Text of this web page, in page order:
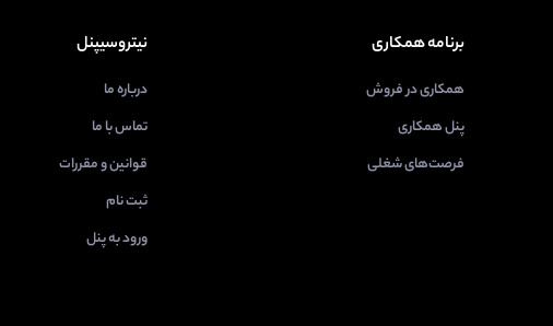
برنامه همکاری
همکاری در فروش
پنل همکاری
فرصت‌های شغلی
نیتروسیپنل
درباره ما
تماس با ما
قوانین و مقررات
ثبت نام
ورود به پنل